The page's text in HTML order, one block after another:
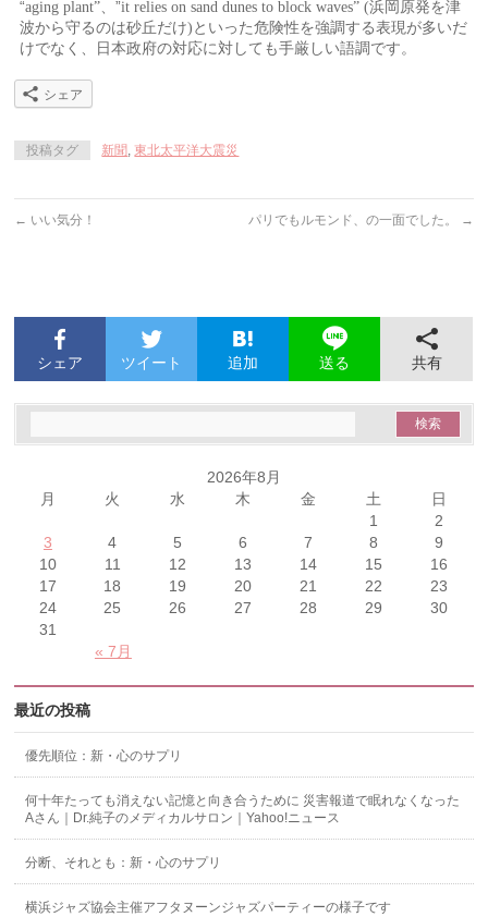
“aging plant” 、”it relies on sand dunes to block waves” (浜岡原発を津
波から守るのは砂丘だけ) といった危険性を強調する表現が多いだ
けでなく、日本政府の対応に対しても手厳しい語調です。
シェア
投稿タグ 新聞,東北太平洋大震災
← いい気分！ パリでもルモンド、の一面でした。 →
シェア ツイート 追加 送る 共有
2026年8月
月
火 水 木 金 土 日
« 7月
1
2
3
4 5 6 7 8
9
10
11 12 13 14 15
16
17
18 19 20 21 22
23
24
25 26 27 28 29
30
31
最近の投稿
優先順位：新・心のサプリ
何十年たっても消えない記憶と向き合うために 災害報道で眠れなくなった
Aさん｜Dr.純子のメディカルサロン｜Yahoo!ニュース
分断、それとも：新・心のサプリ
横浜ジャズ協会主催アフタヌーンジャズパーティーの様子です